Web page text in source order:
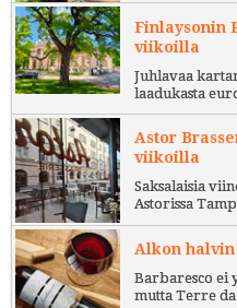
Finlaysonin
viikoilla
Juhlavaa
laadukasta
Astor
viikoilla
Saksalaisia
Astorissa
Alkon
Barbaresco ei
mutta Terre